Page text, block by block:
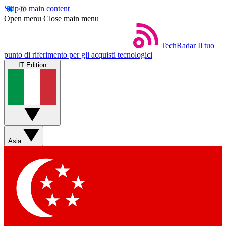
Skip to main content
Open menu Close main menu
TechRadar Il tuo
punto di riferimento per gli acquisti tecnologici
IT Edition
Asia